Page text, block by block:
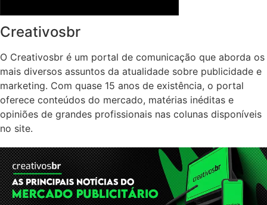
Creativosbr
O Creativosbr é um portal de comunicação que aborda os
mais diversos assuntos da atualidade sobre publicidade e
marketing. Com quase 15 anos de existência, o portal
oferece conteúdos do mercado, matérias inéditas e
opiniões de grandes profissionais nas colunas disponíveis
no site.